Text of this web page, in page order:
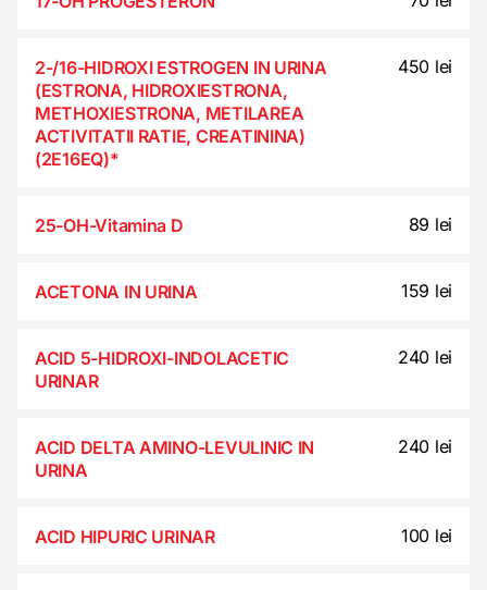
2-/16-HIDROXI ESTROGEN IN URINA
(ESTRONA, HIDROXIESTRONA,
METHOXIESTRONA, METILAREA
ACTIVITATII RATIE, CREATININA)
(2E16EQ)*
450 lei
25-OH-Vitamina D 89 lei
ACETONA IN URINA 159 lei
ACID 5-HIDROXI-INDOLACETIC
URINAR
240 lei
ACID DELTA AMINO-LEVULINIC IN
URINA
240 lei
ACID HIPURIC URINAR 100 lei